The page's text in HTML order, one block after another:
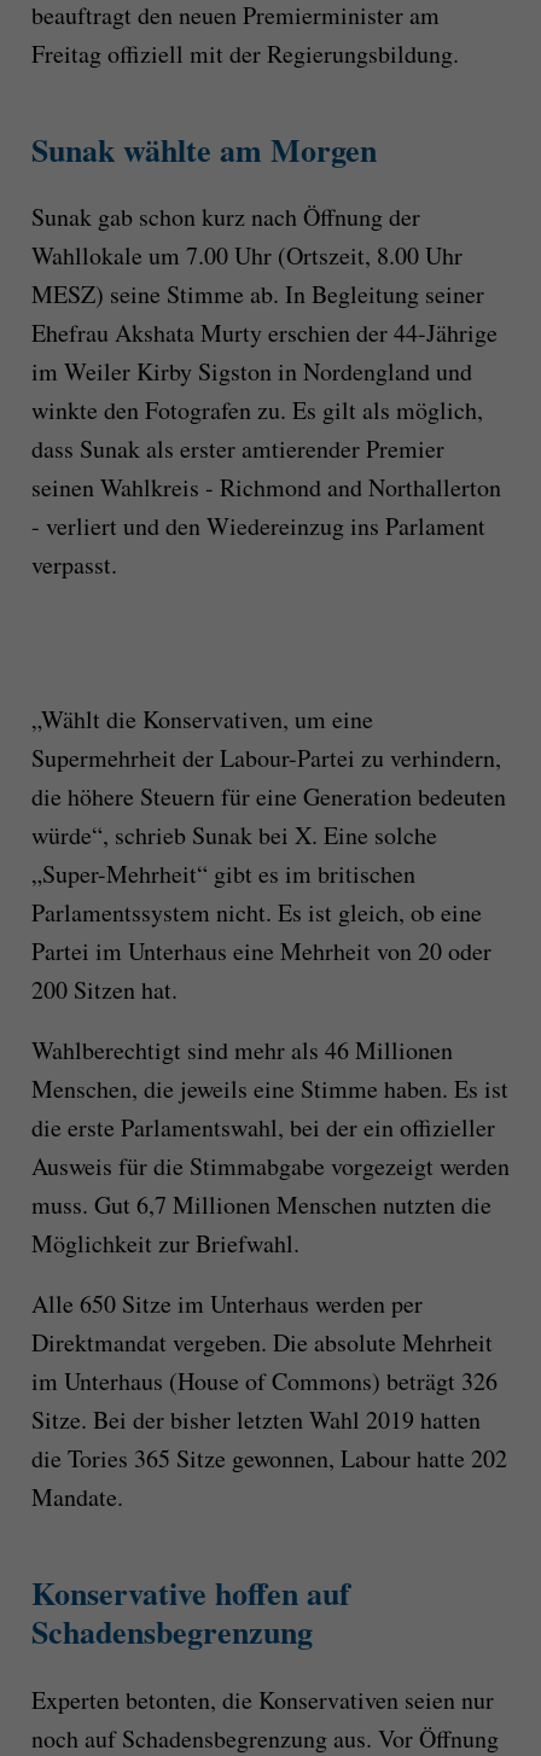
beauftragt den neuen Premierminister am
Freitag offiziell mit der Regierungsbildung.
Sunak wählte am Morgen
Sunak gab schon kurz nach Öffnung der
Wahllokale um 7.00 Uhr (Ortszeit, 8.00 Uhr
MESZ) seine Stimme ab. In Begleitung seiner
Ehefrau Akshata Murty erschien der 44-Jährige
im Weiler Kirby Sigston in Nordengland und
winkte den Fotografen zu. Es gilt als möglich,
dass Sunak als erster amtierender Premier
seinen Wahlkreis - Richmond and Northallerton
- verliert und den Wiedereinzug ins Parlament
verpasst.
„Wählt die Konservativen, um eine
Supermehrheit der Labour-Partei zu verhindern,
die höhere Steuern für eine Generation bedeuten
würde“, schrieb Sunak bei X. Eine solche
„Super-Mehrheit“ gibt es im britischen
Parlamentssystem nicht. Es ist gleich, ob eine
Partei im Unterhaus eine Mehrheit von 20 oder
200 Sitzen hat.
Wahlberechtigt sind mehr als 46 Millionen
Menschen, die jeweils eine Stimme haben. Es ist
die erste Parlamentswahl, bei der ein offizieller
Ausweis für die Stimmabgabe vorgezeigt werden
muss. Gut 6,7 Millionen Menschen nutzten die
Möglichkeit zur Briefwahl.
Alle 650 Sitze im Unterhaus werden per
Direktmandat vergeben. Die absolute Mehrheit
im Unterhaus (House of Commons) beträgt 326
Sitze. Bei der bisher letzten Wahl 2019 hatten
die Tories 365 Sitze gewonnen, Labour hatte 202
Mandate.
Konservative hoffen auf
Schadensbegrenzung
Experten betonten, die Konservativen seien nur
noch auf Schadensbegrenzung aus. Vor Öffnung